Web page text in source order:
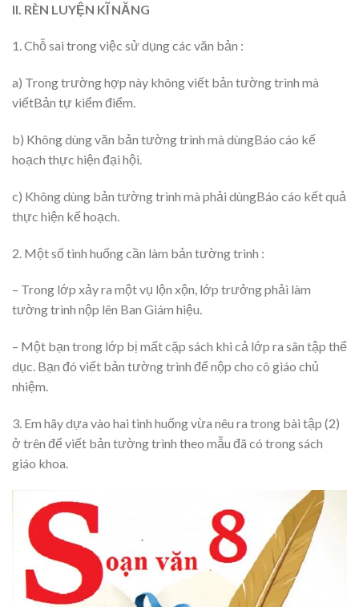
II. RÈN LUYỆN KĨ NĂNG
1. Chỗ sai trong việc sử dụng các văn bản :
a) Trong trường hợp này không viết bản tường trình mà
viếtBản tự kiểm điểm.
b) Không dùng văn bản tường trình mà dùngBáo cáo kế
hoạch thực hiện đại hội.
c) Không dùng bản tường trình mà phải dùngBáo cáo kết quả
thực hiện kế hoạch.
2. Một số tình huống cần làm bản tường trình :
– Trong lớp xảy ra một vụ lộn xộn, lớp trưởng phải làm
tường trình nộp lên Ban Giám hiệu.
– Một bạn trong lớp bị mất cặp sách khi cả lớp ra sân tập thể
dục. Bạn đó viết bản tường trình để nộp cho cô giáo chủ
nhiệm.
3. Em hãy dựa vào hai tình huống vừa nêu ra trong bài tập (2)
ở trên để viết bản tường trình theo mẫu đã có trong sách
giáo khoa.